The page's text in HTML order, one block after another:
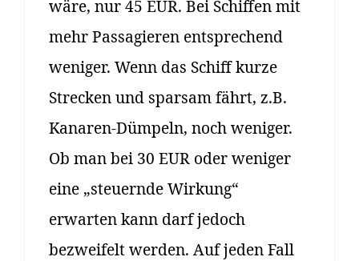
wäre, nur 45 EUR. Bei Schiffen mit
mehr Passagieren entsprechend
weniger. Wenn das Schiff kurze
Strecken und sparsam fährt, z.B.
Kanaren-Dümpeln, noch weniger.
Ob man bei 30 EUR oder weniger
eine „steuernde Wirkung“
erwarten kann darf jedoch
bezweifelt werden. Auf jeden Fall